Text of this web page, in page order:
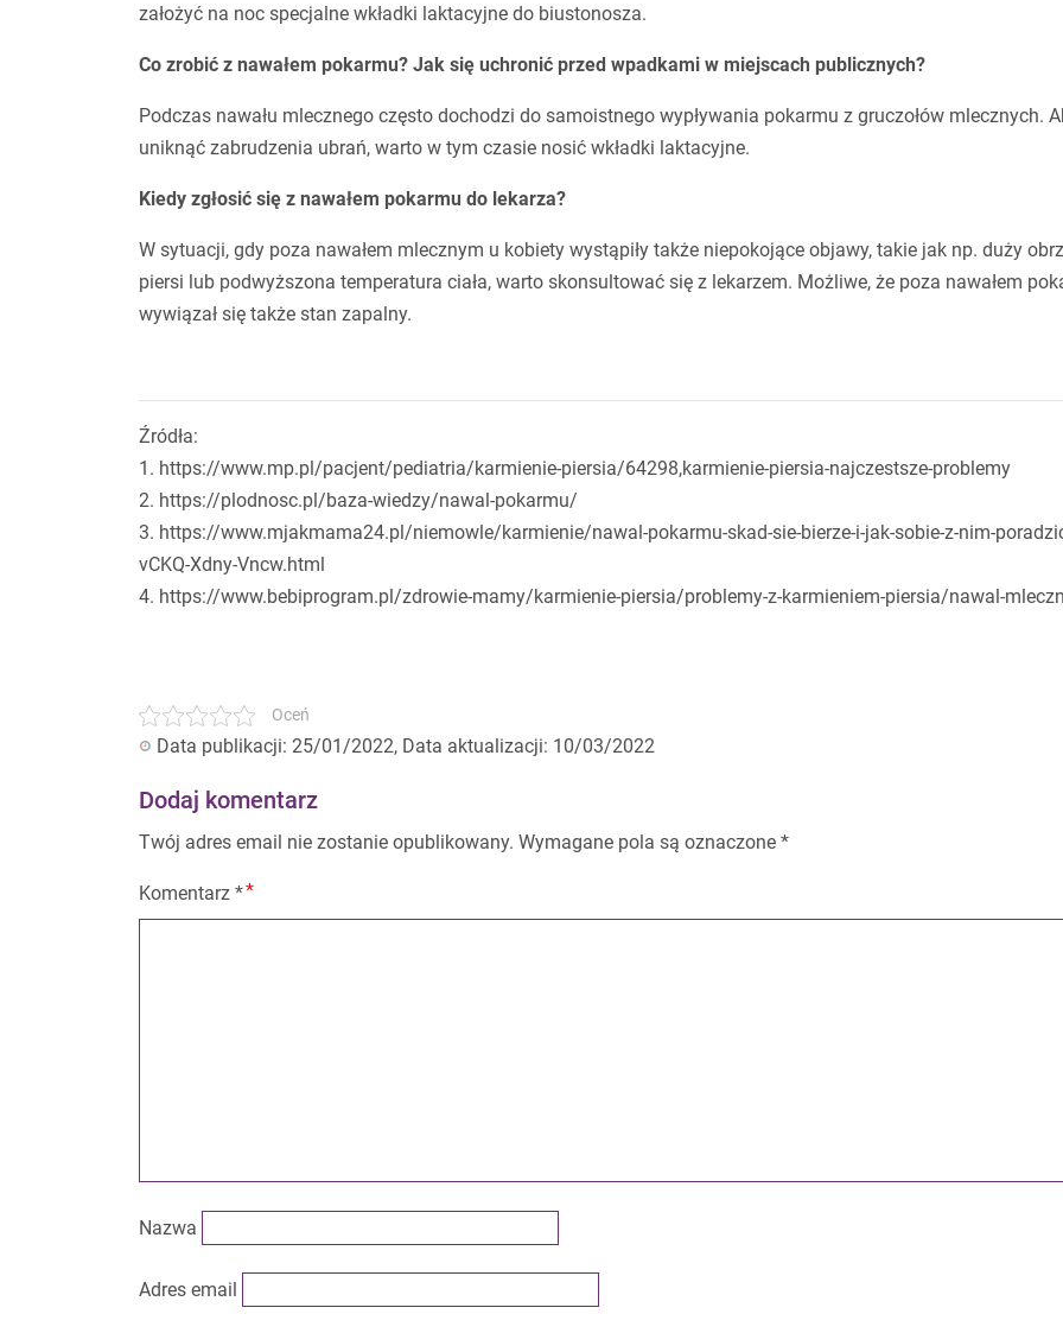
założyć na noc specjalne wkładki laktacyjne do biustonosza.
Co zrobić z nawałem pokarmu? Jak się uchronić przed wpadkami w miejscach publicznych?
Podczas nawału mlecznego często dochodzi do samoistnego wypływania pokarmu z gruczołów mlecznych.
uniknąć zabrudzenia ubrań, warto w tym czasie nosić wkładki laktacyjne.
Kiedy zgłosić się z nawałem pokarmu do lekarza?
W sytuacji, gdy poza nawałem mlecznym u kobiety wystąpiły także niepokojące objawy, takie jak np. duży
piersi lub podwyższona temperatura ciała, warto skonsultować się z lekarzem. Możliwe, że poza nawałem
wywiązał się także stan zapalny.
Źródła:
1. https://www.mp.pl/pacjent/pediatria/karmienie-piersia/64298,karmienie-piersia-najczestsze-problemy
2. https://plodnosc.pl/baza-wiedzy/nawal-pokarmu/
3. https://www.mjakmama24.pl/niemowle/karmienie/nawal-pokarmu-skad-sie-bierze-i-jak-sobie-z-nim-
vCKQ-Xdny-Vncw.html
4. https://www.bebiprogram.pl/zdrowie-mamy/karmienie-piersia/problemy-z-karmieniem-piersia/nawal-
Oceń
Data publikacji: 25/01/2022, Data aktualizacji: 10/03/2022
Dodaj komentarz
Twój adres email nie zostanie opublikowany. Wymagane pola są oznaczone *
Komentarz *
Nazwa
Adres email